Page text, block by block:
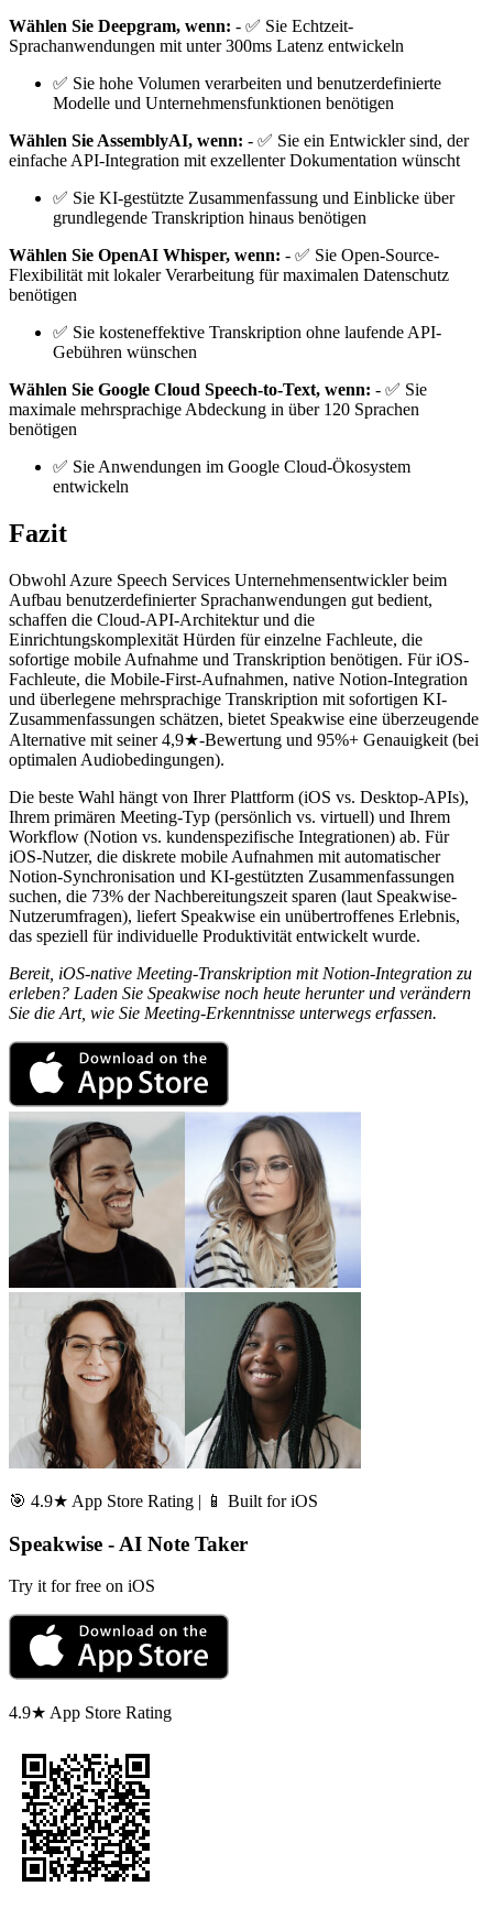
Wählen Sie Deepgram, wenn: - ✅ Sie Echtzeit-
Sprachanwendungen mit unter 300ms Latenz entwickeln
✅ Sie hohe Volumen verarbeiten und benutzerdefinierte
Modelle und Unternehmensfunktionen benötigen
Wählen Sie AssemblyAI, wenn: - ✅ Sie ein Entwickler sind, der
einfache API-Integration mit exzellenter Dokumentation wünscht
✅ Sie KI-gestützte Zusammenfassung und Einblicke über
grundlegende Transkription hinaus benötigen
Wählen Sie OpenAI Whisper, wenn: - ✅ Sie Open-Source-
Flexibilität mit lokaler Verarbeitung für maximalen Datenschutz
benötigen
✅ Sie kosteneffektive Transkription ohne laufende API-
Gebühren wünschen
Wählen Sie Google Cloud Speech-to-Text, wenn: - ✅ Sie
maximale mehrsprachige Abdeckung in über 120 Sprachen
benötigen
✅ Sie Anwendungen im Google Cloud-Ökosystem
entwickeln
Fazit
Obwohl Azure Speech Services Unternehmensentwickler beim
Aufbau benutzerdefinierter Sprachanwendungen gut bedient,
schaffen die Cloud-API-Architektur und die
Einrichtungskomplexität Hürden für einzelne Fachleute, die
sofortige mobile Aufnahme und Transkription benötigen. Für iOS-
Fachleute, die Mobile-First-Aufnahmen, native Notion-Integration
und überlegene mehrsprachige Transkription mit sofortigen KI-
Zusammenfassungen schätzen, bietet Speakwise eine überzeugende
Alternative mit seiner 4,9★-Bewertung und 95%+ Genauigkeit (bei
optimalen Audiobedingungen).
Die beste Wahl hängt von Ihrer Plattform (iOS vs. Desktop-APIs),
Ihrem primären Meeting-Typ (persönlich vs. virtuell) und Ihrem
Workflow (Notion vs. kundenspezifische Integrationen) ab. Für
iOS-Nutzer, die diskrete mobile Aufnahmen mit automatischer
Notion-Synchronisation und KI-gestützten Zusammenfassungen
suchen, die 73% der Nachbereitungszeit sparen (laut Speakwise-
Nutzerumfragen), liefert Speakwise ein unübertroffenes Erlebnis,
das speziell für individuelle Produktivität entwickelt wurde.
Bereit, iOS-native Meeting-Transkription mit Notion-Integration zu
erleben? Laden Sie Speakwise noch heute herunter und verändern
Sie die Art, wie Sie Meeting-Erkenntnisse unterwegs erfassen.
🎯 4.9★ App Store Rating | 📱 Built for iOS
Speakwise - AI Note Taker
Try it for free on iOS
4.9★ App Store Rating